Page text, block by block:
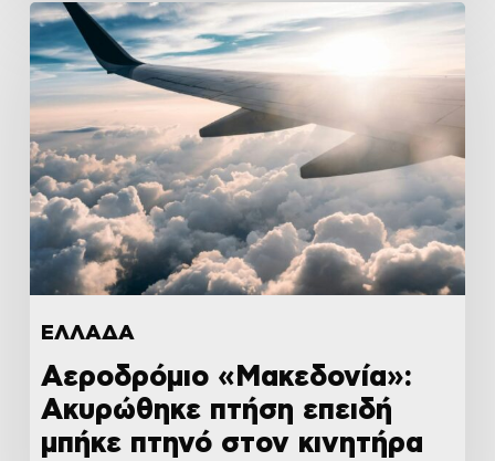
ΕΛΛΑΔΑ
Αεροδρόμιο «Μακεδονία»:
Ακυρώθηκε πτήση επειδή
μπήκε πτηνό στον κινητήρα